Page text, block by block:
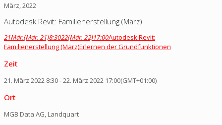
März, 2022
Autodesk Revit: Familienerstellung (März)
21Mär.(Mär. 21)8:3022(Mär. 22)17:00Autodesk Revit:
Familienerstellung (März)Erlernen der Grundfunktionen
Zeit
21. März 2022 8:30-22. März 2022 17:00(GMT+01:00)
Ort
MGB Data AG, Landquart